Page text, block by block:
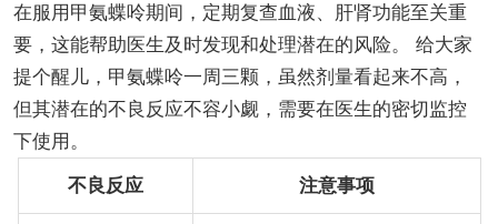
在服用甲氨蝶呤期间，定期复查血液、肝肾功能至关重
要，这能帮助医生及时发现和处理潜在的风险。 给大家
提个醒儿，甲氨蝶呤一周三颗，虽然剂量看起来不高，
但其潜在的不良反应不容小觑，需要在医生的密切监控
下使用。
不良反应 注意事项